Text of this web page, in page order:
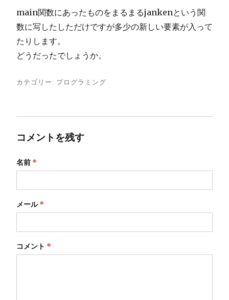
main関数にあったものをまるまるjankenという関
数に写したしただけですが多少の新しい要素が入って
たりします。
どうだったでしょうか。
カテゴリー: プログラミング
コメントを残す
名前 *
メール*
コメント *